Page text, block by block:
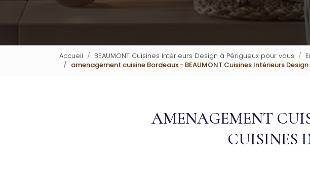
Accueil BEAUMONT Cuisines Intérieurs Design à Périgueux pour vous
amenagement cuisine Bordeaux - BEAUMONT Cuisines Intérieurs Design
AMENAGEMENT
CUISINES